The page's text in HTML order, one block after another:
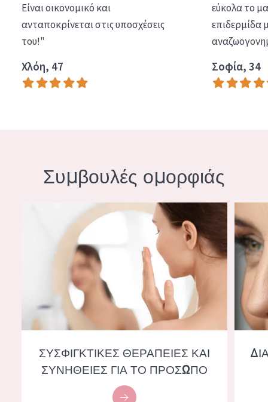
Είναι οικονομικό και
ανταποκρίνεται στις υποσχέσεις
του!"
Χλόη, 47
εύκολα το
επιδερμίδα
Σοφία, 34
Συμβουλές ομορφιάς
ΣΥΣΦΙΓΚΤΙΚΕΣ ΘΕΡΑΠΕΙΕΣ ΚΑΙ
ΣΥΝΗΘΕΙΕΣ ΓΙΑ ΤΟ ΠΡΟΣΩΠΟ
ΣΥΣΦΙΓΚΤΙΚΕΣ ΘΕΡΑΠΕΙΕΣ ΚΑΙ ΣΥΝΗΘΕΙΕΣ ΓΙΑ ΤΟ